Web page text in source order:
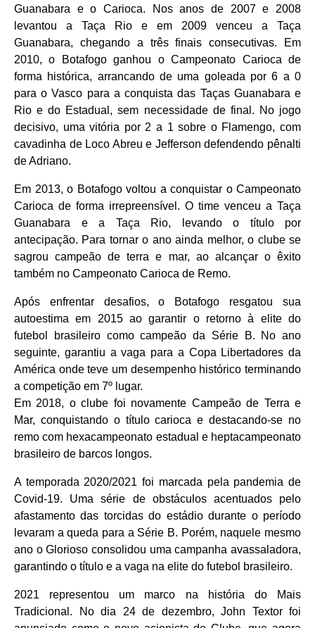
Guanabara e o Carioca. Nos anos de 2007 e 2008
levantou a Taça Rio e em 2009 venceu a Taça
Guanabara, chegando a três finais consecutivas. Em
2010, o Botafogo ganhou o Campeonato Carioca de
forma histórica, arrancando de uma goleada por 6 a 0
para o Vasco para a conquista das Taças Guanabara e
Rio e do Estadual, sem necessidade de final. No jogo
decisivo, uma vitória por 2 a 1 sobre o Flamengo, com
cavadinha de Loco Abreu e Jefferson defendendo pênalti
de Adriano.
Em 2013, o Botafogo voltou a conquistar o Campeonato
Carioca de forma irrepreensível. O time venceu a Taça
Guanabara e a Taça Rio, levando o título por
antecipação. Para tornar o ano ainda melhor, o clube se
sagrou campeão de terra e mar, ao alcançar o êxito
também no Campeonato Carioca de Remo.
Após enfrentar desafios, o Botafogo resgatou sua
autoestima em 2015 ao garantir o retorno à elite do
futebol brasileiro como campeão da Série B. No ano
seguinte, garantiu a vaga para a Copa Libertadores da
América onde teve um desempenho histórico terminando
a competição em 7º lugar.
Em 2018, o clube foi novamente Campeão de Terra e
Mar, conquistando o título carioca e destacando-se no
remo com hexacampeonato estadual e heptacampeonato
brasileiro de barcos longos.
A temporada 2020/2021 foi marcada pela pandemia de
Covid-19. Uma série de obstáculos acentuados pelo
afastamento das torcidas do estádio durante o período
levaram a queda para a Série B. Porém, naquele mesmo
ano o Glorioso consolidou uma campanha avassaladora,
garantindo o título e a vaga na elite do futebol brasileiro.
2021 representou um marco na história do Mais
Tradicional. No dia 24 de dezembro, John Textor foi